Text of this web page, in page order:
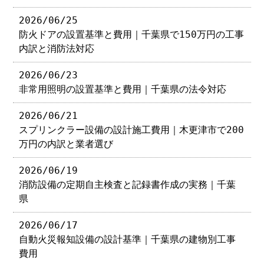
2026/06/25
防火ドアの設置基準と費用｜千葉県で150万円の工事
内訳と消防法対応
2026/06/23
非常用照明の設置基準と費用｜千葉県の法令対応
2026/06/21
スプリンクラー設備の設計施工費用｜木更津市で200
万円の内訳と業者選び
2026/06/19
消防設備の定期自主検査と記録書作成の実務｜千葉
県
2026/06/17
自動火災報知設備の設計基準｜千葉県の建物別工事
費用